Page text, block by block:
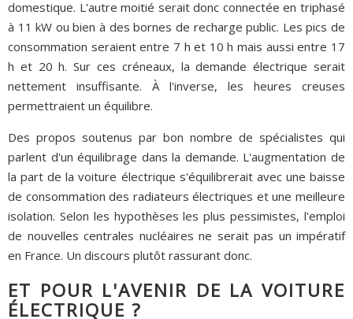
domestique. L'autre moitié serait donc connectée en triphasé
à 11 kW ou bien à des bornes de recharge public. Les pics de
consommation seraient entre 7 h et 10 h mais aussi entre 17
h et 20 h. Sur ces créneaux, la demande électrique serait
nettement insuffisante. À l'inverse, les heures creuses
permettraient un équilibre.
Des propos soutenus par bon nombre de spécialistes qui
parlent d'un équilibrage dans la demande. L'augmentation de
la part de la voiture électrique s'équilibrerait avec une baisse
de consommation des radiateurs électriques et une meilleure
isolation. Selon les hypothèses les plus pessimistes, l'emploi
de nouvelles centrales nucléaires ne serait pas un impératif
en France. Un discours plutôt rassurant donc.
ET POUR L'AVENIR DE LA VOITURE
ÉLECTRIQUE ?